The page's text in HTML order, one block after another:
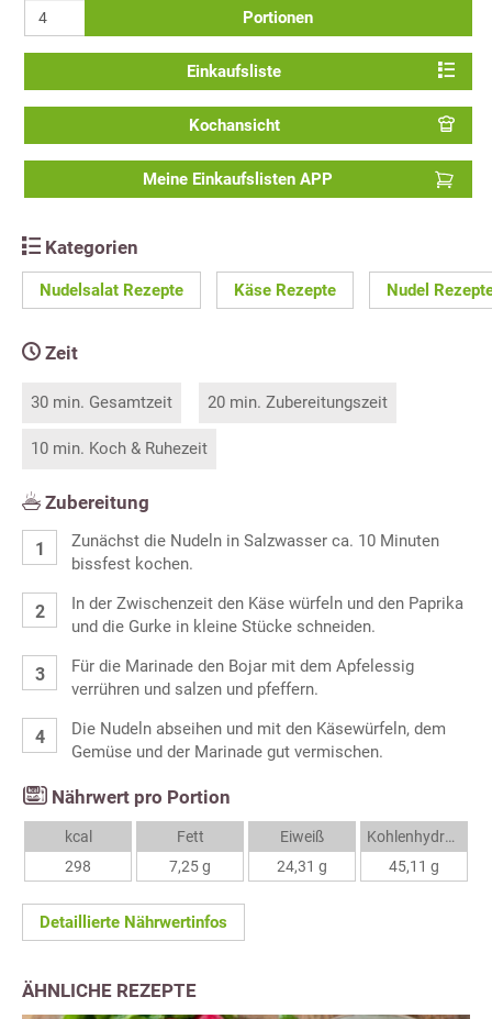
Portionen
Einkaufsliste
Kochansicht
Meine Einkaufslisten APP
Kategorien
Nudelsalat Rezepte Käse Rezepte Nudel
Zeit
30 min. Gesamtzeit 20 min. Zubereitungszeit
10 min. Koch & Ruhezeit
Zubereitung
Zunächst die Nudeln in Salzwasser ca. 10 Minuten
bissfest kochen.
In der Zwischenzeit den Käse würfeln und den Paprika
und die Gurke in kleine Stücke schneiden.
Für die Marinade den Bojar mit dem Apfelessig
verrühren und salzen und pfeffern.
Die Nudeln abseihen und mit den Käsewürfeln, dem
Gemüse und der Marinade gut vermischen.
Nährwert pro Portion
kcal
298
Fett
7,25 g
Eiweiß
24,31 g
Kohlenhydrate
45,11 g
Detaillierte Nährwertinfos
ÄHNLICHE REZEPTE